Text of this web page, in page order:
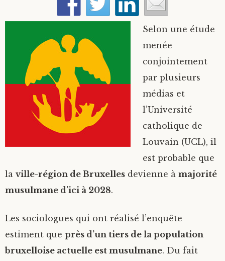
Selon une étude
menée
conjointement
par plusieurs
médias et
l’Université
catholique de
Louvain (UCL), il
est probable que
la ville-région de Bruxelles devienne à majorité
musulmane d’ici à 2028.
Les sociologues qui ont réalisé l’enquête
estiment que près d’un tiers de la population
bruxelloise actuelle est musulmane. Du fait